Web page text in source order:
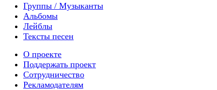
Группы / Музыканты
Альбомы
Лейблы
Тексты песен
О проекте
Поддержать проект
Сотрудничество
Рекламодателям